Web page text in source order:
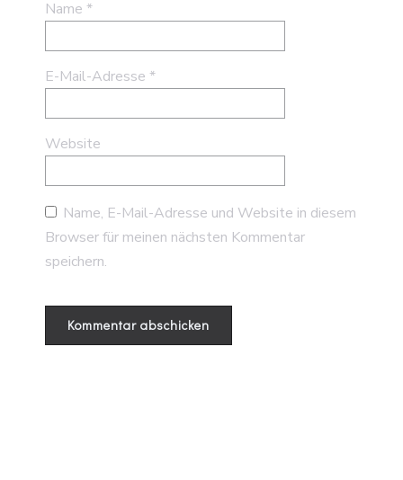
Name *
E-Mail-Adresse *
Website
Name, E-Mail-Adresse und Website in diesem
Browser für meinen nächsten Kommentar
speichern.